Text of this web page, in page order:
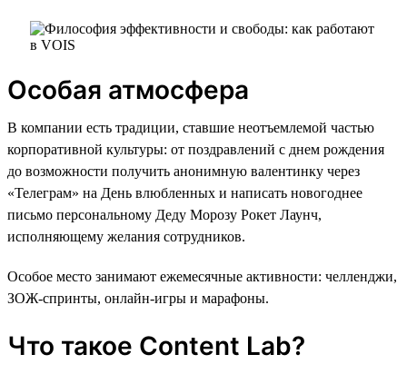
Особая атмосфера
В компании есть традиции, ставшие неотъемлемой частью
корпоративной культуры: от поздравлений с днем рождения
до возможности получить анонимную валентинку через
«Телеграм» на День влюбленных и написать новогоднее
письмо персональному Деду Морозу Рокет Лаунч,
исполняющему желания сотрудников.
Особое место занимают ежемесячные активности: челленджи,
ЗОЖ-спринты, онлайн-игры и марафоны.
Что такое Content Lab?